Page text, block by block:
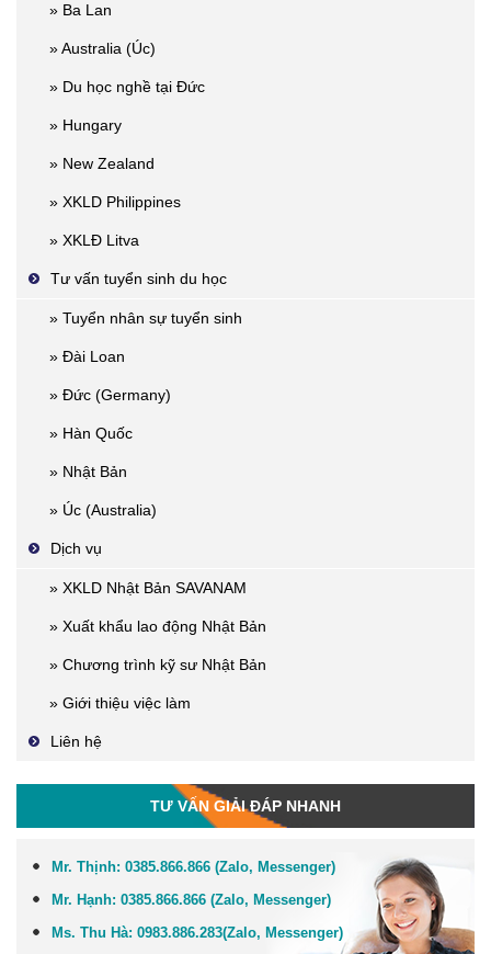
» Ba Lan
» Australia (Úc)
» Du học nghề tại Đức
» Hungary
» New Zealand
» XKLD Philippines
» XKLĐ Litva
Tư vấn tuyển sinh du học
» Tuyển nhân sự tuyển sinh
» Đài Loan
» Đức (Germany)
» Hàn Quốc
» Nhật Bản
» Úc (Australia)
Dịch vụ
» XKLD Nhật Bản SAVANAM
» Xuất khẩu lao động Nhật Bản
» Chương trình kỹ sư Nhật Bản
» Giới thiệu việc làm
Liên hệ
TƯ VẤN GIẢI ĐÁP NHANH
Mr. Thịnh: 0385.866.866 (Zalo, Messenger)
Mr. Hạnh: 0385.866.866 (Zalo, Messenger)
Ms. Thu Hà: 0983.886.283(Zalo, Messenger)